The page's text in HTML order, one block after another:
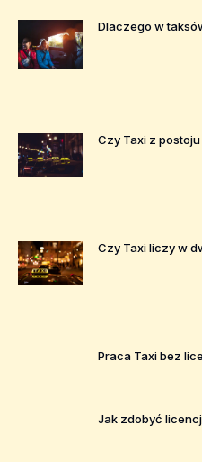
Dlaczego w
Czy Taxi z
Czy Taxi liczy w
Praca Taxi bez
Jak zdobyć